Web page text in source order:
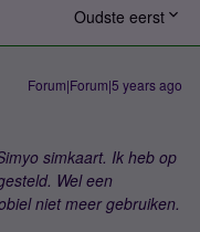
Oudste eerst
Forum|Forum|5 years ago
simkaart. Ik heb op
Wel een
niet meer gebruiken.